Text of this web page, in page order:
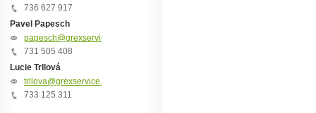
736 627 917
Pavel Papesch
papesch@grexservice.cz
731 505 408
Lucie Trllová
trllova@grexservice.cz
733 125 311